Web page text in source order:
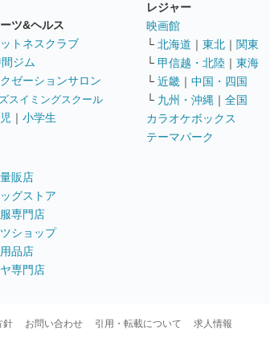
ツ&ヘルス
トネスクラブ
ジム
ゼーションサロン
スイミングスクール
｜ 小学生
販店
ッグストア
専門店
ショップ
品店
専門店
レジャー
映画館
└ 北海道 ｜ 東北 ｜ 関東
└ 甲信越・北陸 ｜ 東海
└ 近畿 ｜ 中国・四国
└ 九州・沖縄 ｜ 全国
カラオケボックス
テーマパーク
針 お問い合わせ 引用・転載について 求人情報